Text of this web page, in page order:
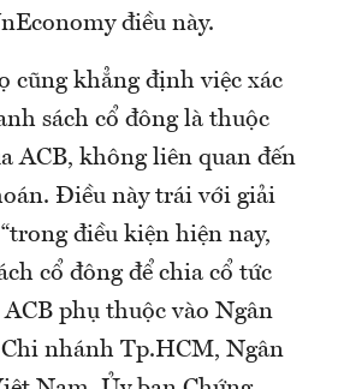
điều này.
cũng khẳng định việc xác
sách cổ đông là thuộc
ACB, không liên quan đến
Điều này trái với giải
điều kiện hiện nay,
cổ đông để chia cổ tức
phụ thuộc vào Ngân
nhánh Tp.HCM, Ngân